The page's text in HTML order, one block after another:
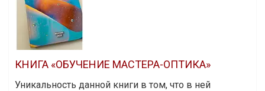
КНИГА «ОБУЧЕНИЕ МАСТЕРА-ОПТИКА»
Уникальность данной книги в том, что в ней